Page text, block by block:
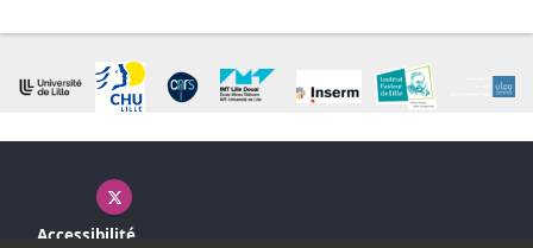
X ( nouvelle fenêtre)
Accessibilité